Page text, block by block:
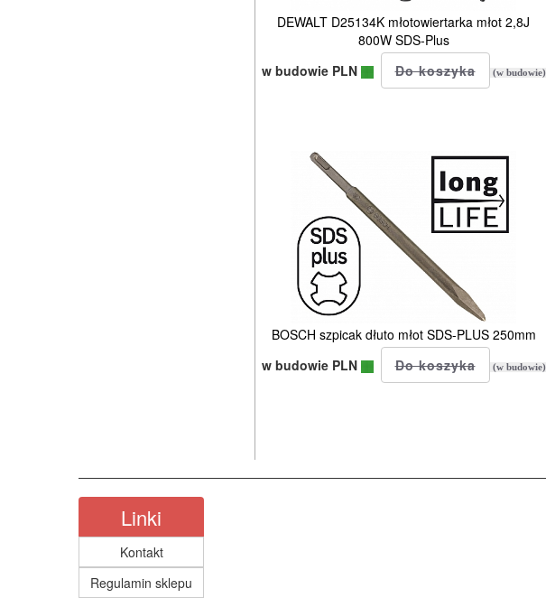
DEWALT D25134K młotowiertarka młot 2,8J
800W SDS-Plus
w budowie PLN
(w budowie)
BOSCH szpicak dłuto młot SDS-PLUS 250mm
w budowie PLN
(w budowie)
Linki
Kontakt
Regulamin sklepu